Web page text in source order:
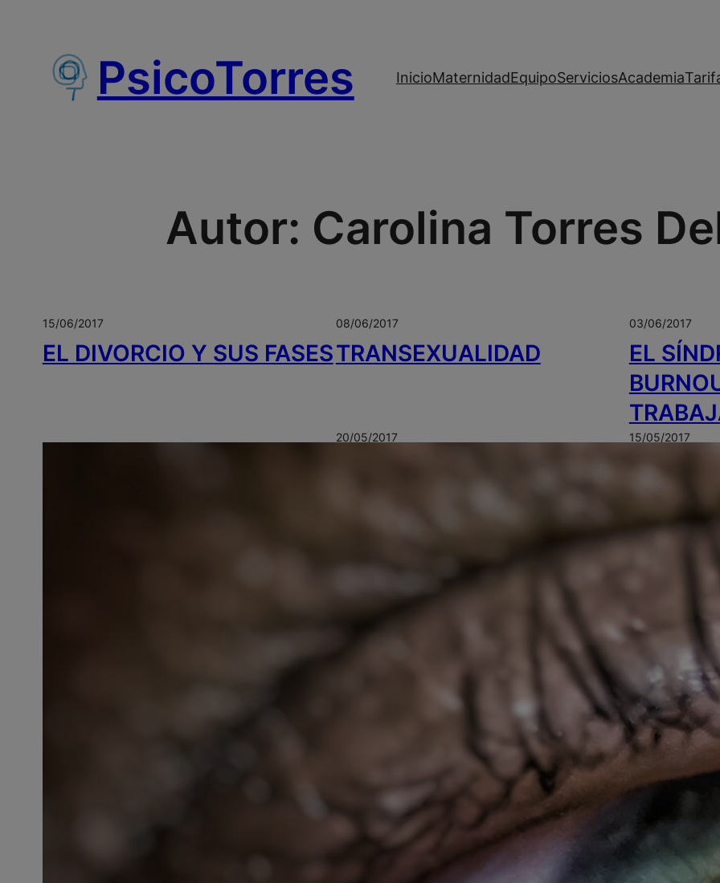
contenido
PsicoTorres InicioMaternidadEquipoServiciosAcademia
Autor: Carolina Torres
15/06/2017
EL DIVORCIO Y SUS FASES
08/06/2017
TRANSEXUALIDAD
03/06/2017
EL
20/05/2017
Y CÓMO PODEMOS
DESARROLLARLA?
15/05/2017
¿QUÉ